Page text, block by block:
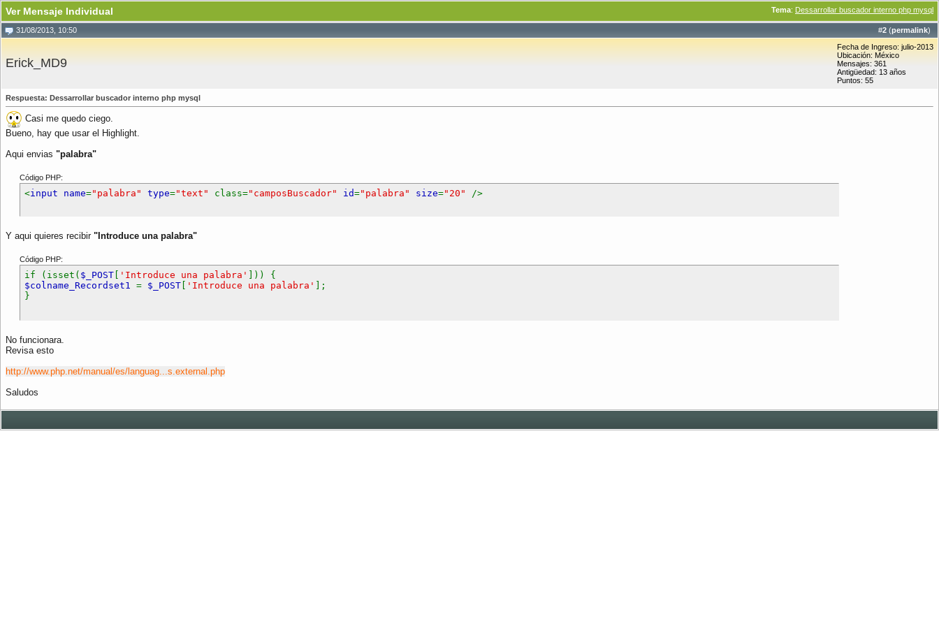
Tema: Dessarrollar buscador interno php mysql
Ver Mensaje Individual
#2 (permalink)
31/08/2013, 10:50
Erick_MD9
Fecha de Ingreso: julio-2013
Ubicación: México
Mensajes: 361
Antigüedad: 13 años
Puntos: 55
Respuesta: Dessarrollar buscador interno php mysql
Casi me quedo ciego.
Bueno, hay que usar el Highlight.
Aqui envias "palabra"
Código PHP:
<input name="palabra" type="text" class="camposBuscador" id="palabra" size="20" />
Y aqui quieres recibir "Introduce una palabra"
Código PHP:
if (isset( $_POST 'Introduce una palabra'
])) {
$colname_Recordset1 = $_POST 'Introduce una palabra'
];
}
No funcionara.
Revisa esto
http://www.php.net/manual/es/languag...s.external.php
Saludos